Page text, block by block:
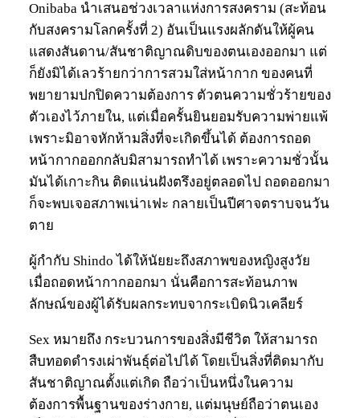
Onibaba นำเสนอช่วงเวลาแห่งการสงคราม (สะท้อน
กับสงครามโลกครั้งที่ 2) อันเป็นแรงผลักดันให้ผู้คน
แสดงสันดาน/สันชาติญาณดิบของตนเองออกมา แต่
ก็ยังมิได้เลวร้ายกว่าการสวมใส่หน้ากาก ของคนที่
พยายามปกปิดความต้องการ ตัวตนความชั่วร้ายของ
ตัวเองไว้ภายใน, แต่เมื่อครั้นยินยอมรับความพ่ายแพ้
เพราะมิอาจหักห้ามสิ่งที่จะเกิดขึ้นได้ ต้องการถอด
หน้ากากออกกลับมิสามารถทำได้ เพราะความชั่วนั้น
มันได้เกาะกิน ติดแน่นฝังตรึงอยู่ตลอดไป ถอดออกมา
ก็จะพบเจอสภาพเน่าเฟะ กลายเป็นปีศาจตราบจนวัน
ตาย
ผู้กำกับ Shindo ได้ให้นัยยะถึงสภาพของหญิงสูงวัย
เมื่อถอดหน้ากากออกมา นั่นคือการสะท้อนภาพ
ลักษณ์ของผู้ได้รับผลกระทบจากระเบิดนิวเคลียร์
Sex หมายถึง กระบวนการของสิ่งมีชีวิต ให้สามารถ
สืบทอดดำรงเผ่าพันธุ์ต่อไปได้ โดยเป็นสิ่งที่ติดมากับ
สันชาติญาณตั้งแต่เกิด ถือว่าเป็นหนึ่งในความ
ต้องการพื้นฐานของร่างกาย, แต่มนุษย์ถือว่าตนเอง